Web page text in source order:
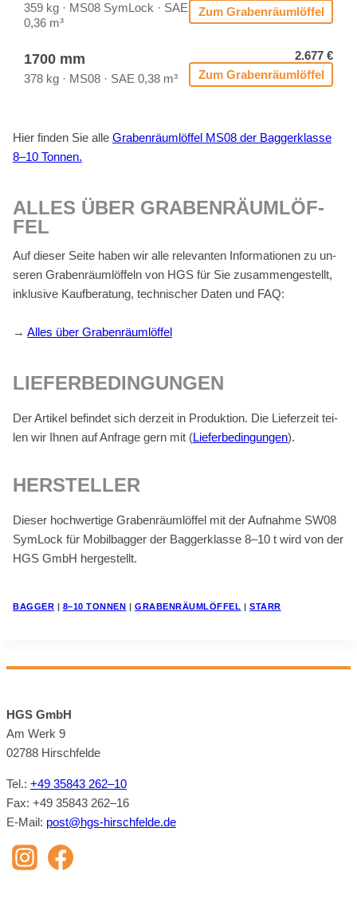
359 kg · MS08 Sym­Lock · SAE
0,36 m³
Zum Gra­ben­räum­löf­fel
1700 mm
378 kg · MS08 · SAE 0,38 m³
2.677 €
Zum Gra­ben­räum­löf­fel
Hier fin­den Sie alle Gra­ben­räum­löf­fel MS08 der Bag­ger­klas­se
8–10 Ton­nen.
AL­LES ÜBER GRA­BEN­RÄUM­LÖF­
FEL
Auf die­ser Sei­te ha­ben wir alle re­le­van­ten In­for­ma­tio­nen zu un­
se­ren Gra­ben­räum­löf­feln von HGS für Sie zu­sam­men­ge­stellt,
in­klu­si­ve Kauf­be­ra­tung, tech­ni­scher Da­ten und FAQ:
→ Al­les über Gra­ben­räum­löf­fel
LIE­FER­BE­DIN­GUN­GEN
Der Ar­ti­kel be­fin­det sich der­zeit in Pro­duk­ti­on. Die Lie­fer­zeit tei­
len wir Ih­nen auf An­fra­ge gern mit (Lie­fer­be­din­gun­gen).
HER­STEL­LER
Die­ser hoch­wer­ti­ge Gra­ben­räum­löf­fel mit der Auf­nah­me SW08
Sym­Lock für Mo­bil­bag­ger der Bag­ger­klas­se 8–10 t wird von der
HGS GmbH her­ge­stellt.
BAG­GER | 8–10 TON­NEN |GRA­BEN­RÄUM­LÖF­FEL |STARR
HGS GmbH
Am Werk 9
02788 Hirsch­felde
Tel.: +49 35843 262–10
Fax: +49 35843 262–16
E‑Mail: post@​hgs-​hirschfelde.​de